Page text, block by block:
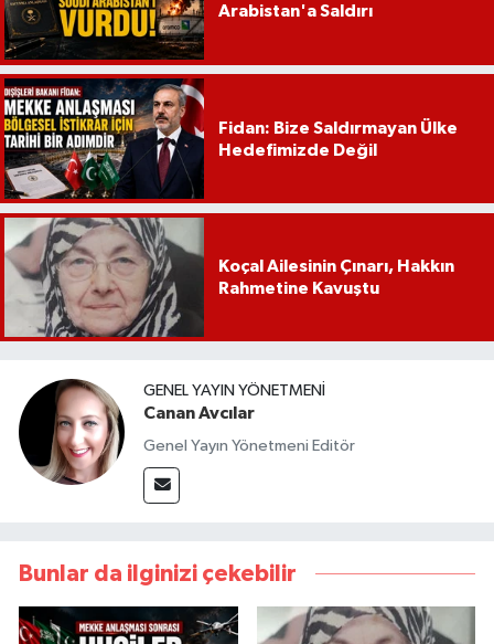
Arabistan'a Saldırı
Fidan: Bize Saldırmayan Ülke
Hedefimizde Değil
Koçal Ailesinin Çınarı, Hakkın
Rahmetine Kavuştu
GENEL YAYIN YÖNETMENI
Canan Avcılar
Genel Yayın Yönetmeni Editör
Bunlar da ilginizi çekebilir